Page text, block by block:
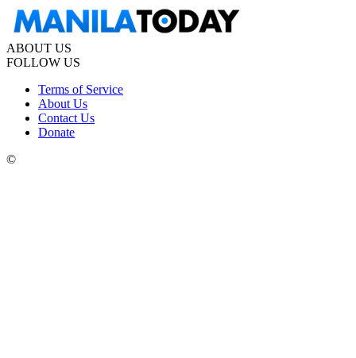
ABOUT US
FOLLOW US
Terms of Service
About Us
Contact Us
Donate
©